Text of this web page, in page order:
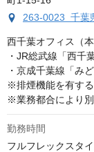
263-0023 千葉
西千葉オフィス（本
・JR総武線「西千
・京成千葉線「み
※排煙機能を有す
※業務都合により
勤務時間
フルフレックスタ